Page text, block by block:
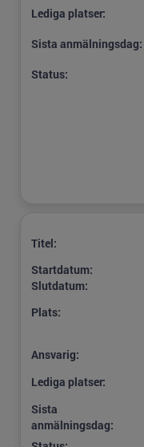
Lediga platser:
Sista anmälningsdag:
Status:
Titel:
Startdatum:
Slutdatum:
Plats:
Ansvarig:
Lediga platser:
Sista
anmälningsdag: